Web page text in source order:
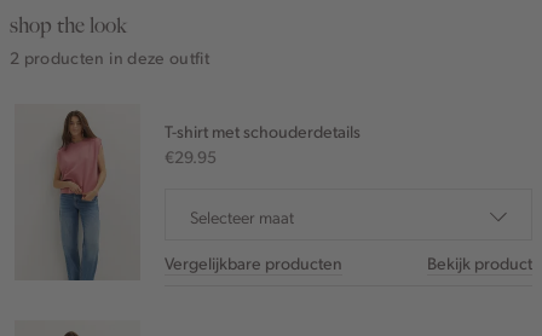
shop the look
2 producten in deze outfit
T-shirt met schouderdetails
€29.95
Selecteer maat
Vergelijkbare producten Bekijk product